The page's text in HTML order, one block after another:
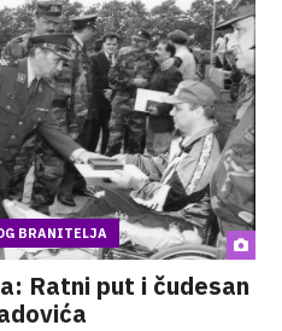
BRANITELJA
Ratni put i čudesan